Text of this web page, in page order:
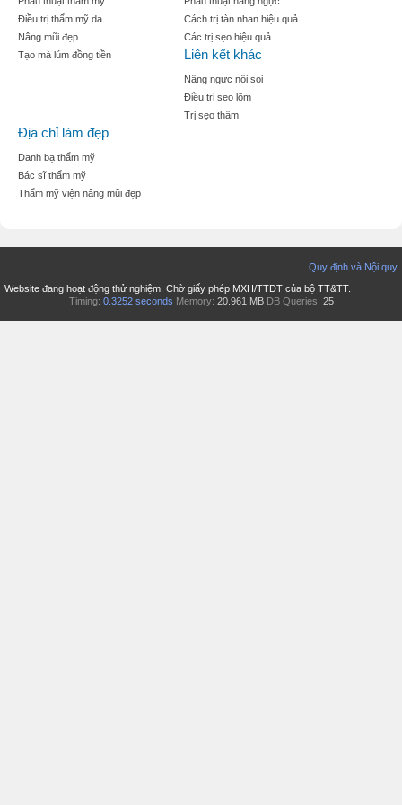
Điều trị thẩm mỹ da
Nâng mũi đẹp
Tạo mà lúm đồng tiền
Cách trị tàn nhan hiệu quả
Các trị sẹo hiệu quả
Liên kết khác
Nâng ngực nội soi
Điều trị sẹo lõm
Trị sẹo thâm
Địa chỉ làm đẹp
Danh bạ thẩm mỹ
Bác sĩ thẩm mỹ
Thẩm mỹ viện nâng mũi đẹp
Quy định và Nội quy
Website đang hoạt động thử nghiệm. Chờ giấy phép MXH/TTDT của bộ TT&TT.
Timing: 0.3252 seconds Memory: 20.961 MB DB Queries: 25